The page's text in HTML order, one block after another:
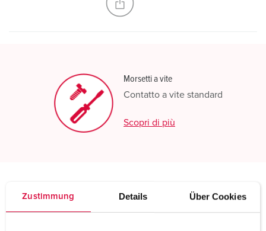
Zustimmung Details Über Cookies
Morsetti a vite
Contatto a vite standard
Scopri di più
Specifiche tecniche